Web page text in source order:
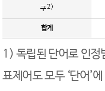
구2)
합계
1) 독립된 단어로 인정
표제어도 모두 ‘단어’